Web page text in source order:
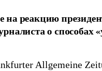
реакцию
о способах
Allgemeine